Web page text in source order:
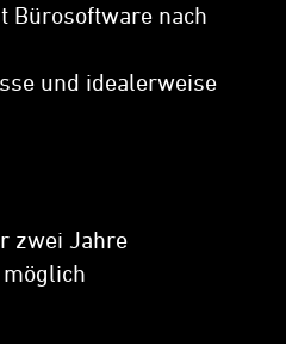
Bürosoftware nach
und idealerweise
zwei Jahre